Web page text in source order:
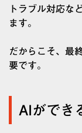
トラブル対応な
ます。
だからこそ、最
要です。
AIができ